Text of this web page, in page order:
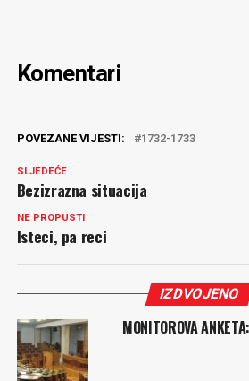
Komentari
POVEZANE VIJESTI: 1732-1733
SLJEDEĆE
Bezizrazna situacija
NE PROPUSTI
Isteci, pa reci
IZDVOJENO
MONITOROVA